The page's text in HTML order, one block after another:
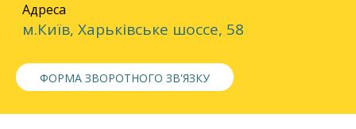
Адреса
м.Київ, Харьківське шоссе, 58
ФОРМА ЗВОРОТНОГО ЗВ'ЯЗКУ